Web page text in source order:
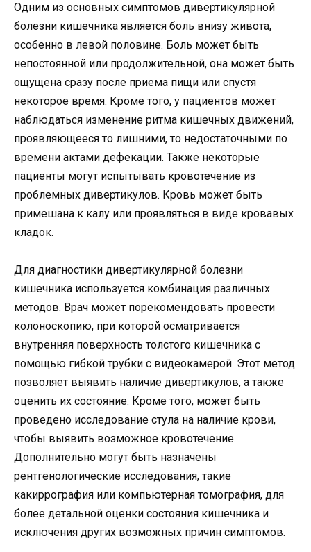
Одним из основных симптомов дивертикулярной
болезни кишечника является боль внизу живота,
особенно в левой половине. Боль может быть
непостоянной или продолжительной, она может быть
ощущена сразу после приема пищи или спустя
некоторое время. Кроме того, у пациентов может
наблюдаться изменение ритма кишечных движений,
проявляющееся то лишними, то недостаточными по
времени актами дефекации. Также некоторые
пациенты могут испытывать кровотечение из
проблемных дивертикулов. Кровь может быть
примешана к калу или проявляться в виде кровавых
кладок.
Для диагностики дивертикулярной болезни
кишечника используется комбинация различных
методов. Врач может порекомендовать провести
колоноскопию, при которой осматривается
внутренняя поверхность толстого кишечника с
помощью гибкой трубки с видеокамерой. Этот метод
позволяет выявить наличие дивертикулов, а также
оценить их состояние. Кроме того, может быть
проведено исследование стула на наличие крови,
чтобы выявить возможное кровотечение.
Дополнительно могут быть назначены
рентгенологические исследования, такие
какиррография или компьютерная томография, для
более детальной оценки состояния кишечника и
исключения других возможных причин симптомов.